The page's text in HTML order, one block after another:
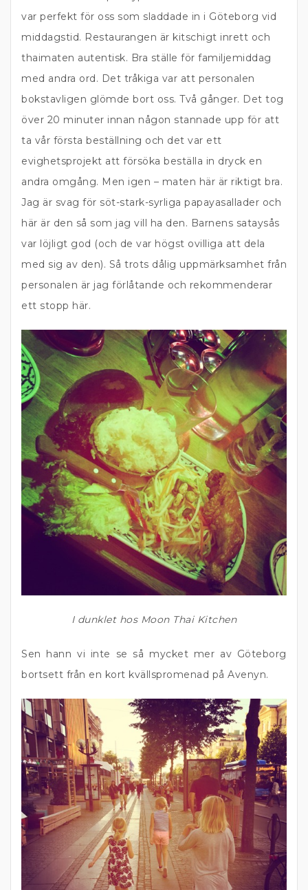
var perfekt för oss som sladdade in i Göteborg vid
middagstid. Restaurangen är kitschigt inrett och
thaimaten autentisk. Bra ställe för familjemiddag
med andra ord. Det tråkiga var att personalen
bokstavligen glömde bort oss. Två gånger. Det tog
över 20 minuter innan någon stannade upp för att
ta vår första beställning och det var ett
evighetsprojekt att försöka beställa in dryck en
andra omgång. Men igen – maten här är riktigt bra.
Jag är svag för söt-stark-syrliga papayasallader och
här är den så som jag vill ha den. Barnens sataysås
var löjligt god (och de var högst ovilliga att dela
med sig av den). Så trots dålig uppmärksamhet från
personalen är jag förlåtande och rekommenderar
ett stopp här.
I dunklet hos Moon Thai Kitchen
Sen hann vi inte se så mycket mer av Göteborg
bortsett från en kort kvällspromenad på Avenyn.